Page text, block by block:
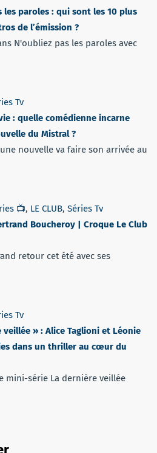
les paroles : qui sont les 10 plus
de l’émission ?
N'oubliez pas les paroles avec
Tv
: quelle comédienne incarne
du Mistral ?
nouvelle va faire son arrivée au
📺, LE CLUB, Séries Tv
Boucheroy | Croque Le Club
retour cet été avec ses
Tv
veillée » : Alice Taglioni et Léonie
dans un thriller au cœur du
mini-série La dernière veillée